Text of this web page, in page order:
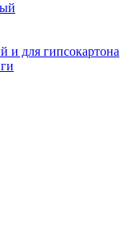
для гипсокартона